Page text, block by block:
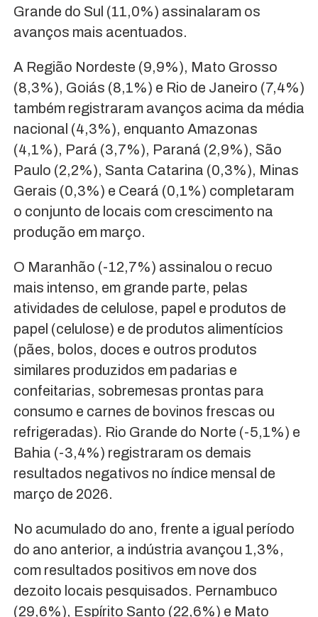
Grande do Sul (11,0%) assinalaram os
avanços mais acentuados.
A Região Nordeste (9,9%), Mato Grosso
(8,3%), Goiás (8,1%) e Rio de Janeiro (7,4%)
também registraram avanços acima da média
nacional (4,3%), enquanto Amazonas
(4,1%), Pará (3,7%), Paraná (2,9%), São
Paulo (2,2%), Santa Catarina (0,3%), Minas
Gerais (0,3%) e Ceará (0,1%) completaram
o conjunto de locais com crescimento na
produção em março.
O Maranhão (-12,7%) assinalou o recuo
mais intenso, em grande parte, pelas
atividades de celulose, papel e produtos de
papel (celulose) e de produtos alimentícios
(pães, bolos, doces e outros produtos
similares produzidos em padarias e
confeitarias, sobremesas prontas para
consumo e carnes de bovinos frescas ou
refrigeradas). Rio Grande do Norte (-5,1%) e
Bahia (-3,4%) registraram os demais
resultados negativos no índice mensal de
março de 2026.
No acumulado do ano, frente a igual período
do ano anterior, a indústria avançou 1,3%,
com resultados positivos em nove dos
dezoito locais pesquisados. Pernambuco
(29,6%), Espírito Santo (22,6%) e Mato